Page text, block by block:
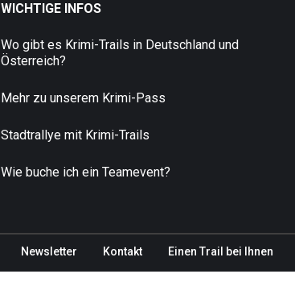
WICHTIGE INFOS
Wo gibt es Krimi-Trails in Deutschland und
Österreich?
Mehr zu unserem Krimi-Pass
Stadtrallye mit Krimi-Trails
Wie buche ich ein Teamevent?
Newsletter Kontakt Einen Trail bei Ihnen